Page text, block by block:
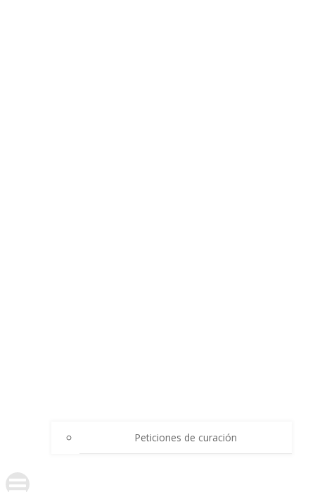
Peticiones de curación